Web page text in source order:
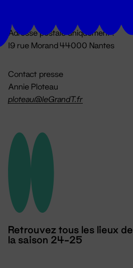
Adresse postale uniquement :
19 rue Morand 44000 Nantes
Contact presse
Annie Ploteau
ploteau@leGrandT.fr
Retrouvez tous les lieux de
la saison 24-25